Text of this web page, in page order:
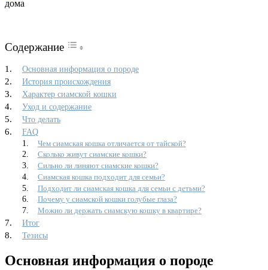
Содержание
Основная информация о породе
История происхождения
Характер сиамской кошки
Уход и содержание
Что делать
FAQ
Чем сиамская кошка отличается от тайской?
Сколько живут сиамские кошки?
Сильно ли линяют сиамские кошки?
Сиамская кошка подходит для семьи?
Подходит ли сиамская кошка для семьи с детьми?
Почему у сиамской кошки голубые глаза?
Можно ли держать сиамскую кошку в квартире?
Итог
Тезисы
Основная информация о породе